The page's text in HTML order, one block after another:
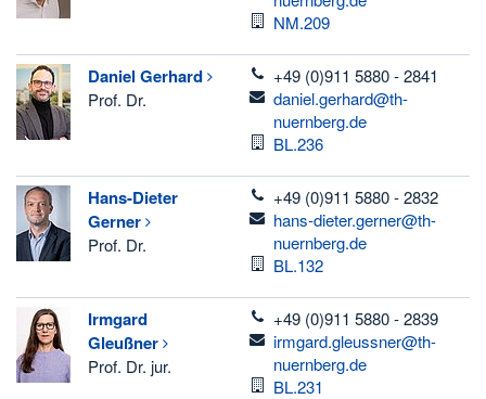
Raum
NM.209
Daniel Gerhard
Prof. Dr.
telefon
+49 (0)911 5880 - 2841
email
daniel.gerhard@th-
nuernberg.de
Raum
BL.236
Hans-Dieter
Gerner
Prof. Dr.
telefon
+49 (0)911 5880 - 2832
email
hans-dieter.gerner@th-
nuernberg.de
Raum
BL.132
Irmgard
Gleußner
Prof. Dr. jur.
telefon
+49 (0)911 5880 - 2839
email
irmgard.gleussner@th-
nuernberg.de
Raum
BL.231